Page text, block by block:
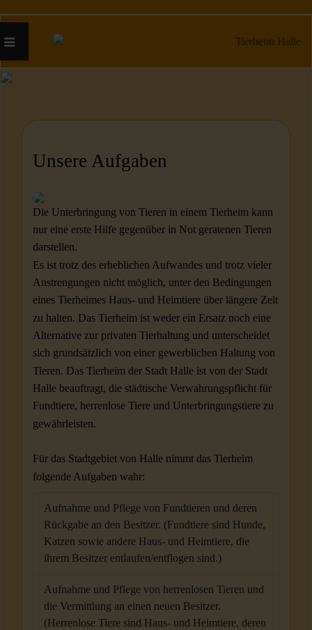
Unsere Aufgaben
Die Unterbringung von Tieren in einem Tierheim kann
nur eine erste Hilfe gegenüber in Not geratenen Tieren
darstellen.
Es ist trotz des erheblichen Aufwandes und trotz vieler
Anstrengungen nicht möglich, unter den Bedingungen
eines Tierheimes Haus- und Heimtiere über längere Zeit
zu halten. Das Tierheim ist weder ein Ersatz noch eine
Alternative zur privaten Tierhaltung und unterscheidet
sich grundsätzlich von einer gewerblichen Haltung von
Tieren. Das Tierheim der Stadt Halle ist von der Stadt
Halle beauftragt, die städtische Verwahrungspflicht für
Fundtiere, herrenlose Tiere und Unterbringungstiere zu
gewährleisten.
Für das Stadtgebiet von Halle nimmt das Tierheim
folgende Aufgaben wahr:
Aufnahme und Pflege von Fundtieren und deren
Rückgabe an den Besitzer. (Fundtiere sind Hunde,
Katzen sowie andere Haus- und Heimtiere, die
ihrem Besitzer entlaufen/entflogen sind.)
Aufnahme und Pflege von herrenlosen Tieren und
die Vermittlung an einen neuen Besitzer.
(Herrenlose Tiere sind Haus- und Heimtiere, deren